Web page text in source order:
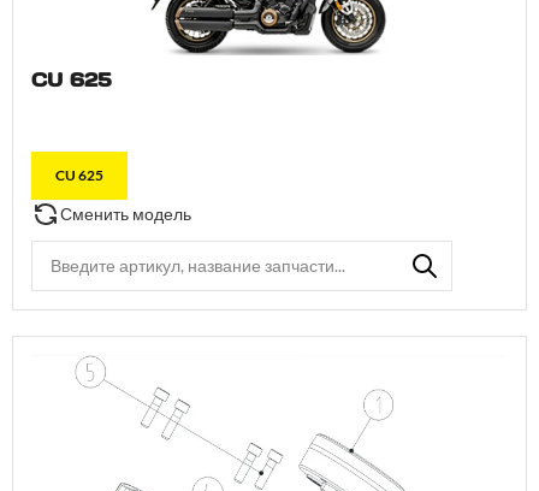
CU 625
CU 625
Сменить модель